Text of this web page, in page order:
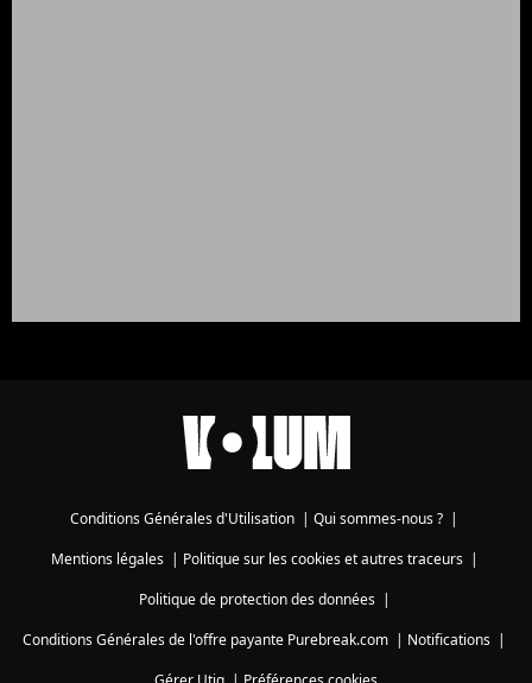
Conditions Générales d'Utilisation | Qui sommes-nous ? |
Mentions légales| Politique sur les cookies et autres traceurs|
Politique de protection des données|
Conditions Générales de l'offre payante Purebreak.com | Notifications |